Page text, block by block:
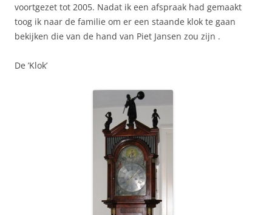
voortgezet tot 2005. Nadat ik een afspraak had gemaakt
toog ik naar de familie om er een staande klok te gaan
bekijken die van de hand van Piet Jansen zou zijn .
De ’Klok’